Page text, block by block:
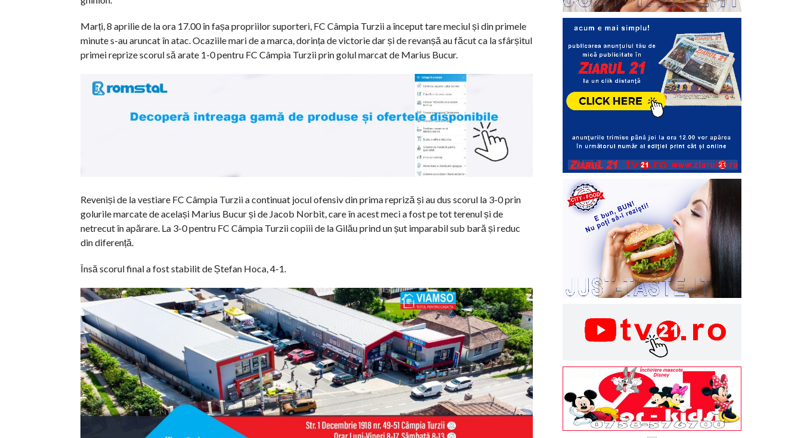
Marți, 8 aprilie de la ora 17.00 în fașa propriilor suporteri, FC Câmpia Turzii a început tare meciul și din primele
minute s-au aruncat în atac. Ocaziile mari de a marca, dorința de victorie dar și de revanșă au făcut ca la sfârșitul
primei reprize scorul să arate 1-0 pentru FC Câmpia Turzii prin golul marcat de Marius Bucur.
Reveniși de la vestiare FC Câmpia Turzii a continuat jocul ofensiv din prima repriză și au dus scorul la 3-0 prin
golurile marcate de același Marius Bucur și de Jacob Norbit, care în acest meci a fost pe tot terenul și de
netrecut în apărare. La 3-0 pentru FC Câmpia Turzii copiii de la Gilău prind un șut imparabil sub bară și reduc
din diferență.
Însă scorul final a fost stabilit de Ștefan Hoca, 4-1.